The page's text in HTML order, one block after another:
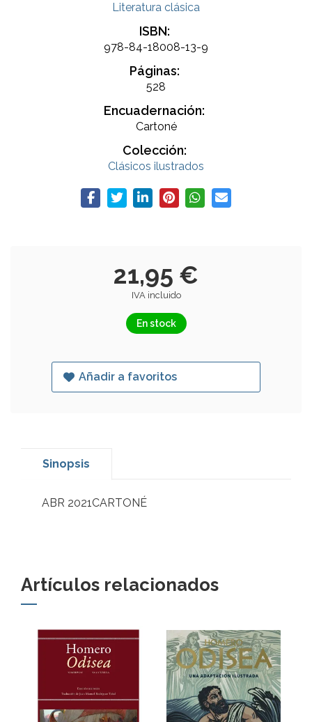
Literatura clásica
ISBN:
978-84-18008-13-9
Páginas:
528
Encuadernación:
Cartoné
Colección:
Clásicos ilustrados
21,95 €
IVA incluido
En stock
Añadir a favoritos
Sinopsis
ABR 2021CARTONÉ
Artículos relacionados